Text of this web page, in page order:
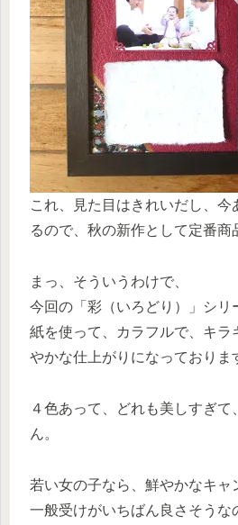
これ、見た目はきれいだし、今
るので、秋の新作として定番商
まっ、そういうわけで、
今回の「彩（いろどり）」シリ
紙を使って、カラフルで、キラ
やかな仕上がりになっておりま
４色あって、どれも美しすぎて
ん。
若い女の子なら、鮮やかなキャ
一般受けがいちばん良さそうな